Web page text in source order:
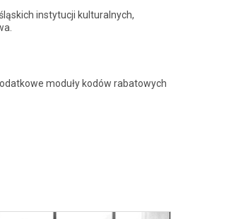
instytucji kulturalnych,
moduły kodów rabatowych